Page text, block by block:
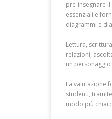
pre-insegnare
essenziali e
diagrammi e
Lettura,
relazioni,
un
La valutazione
studenti,
modo più